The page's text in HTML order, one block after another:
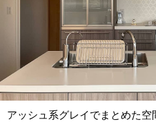
アッシュ系グレイでまとめた